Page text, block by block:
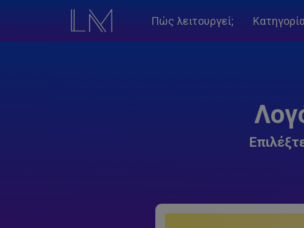
Πώς λειτουργεί;